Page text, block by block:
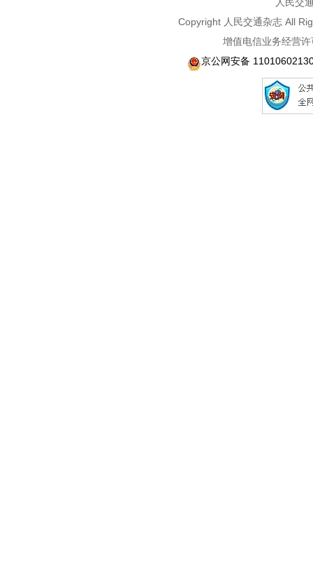
Copyright 人民交通杂志 All
增值电信业务经营
京公网安备